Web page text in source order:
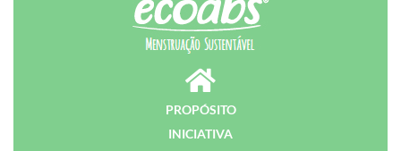
PROPÓSITO
INICIATIVA